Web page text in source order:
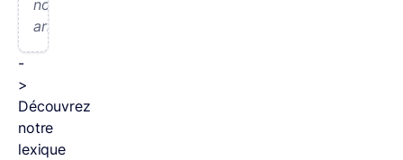
notre
arrivée.
-
>
Découvrez
notre
lexique